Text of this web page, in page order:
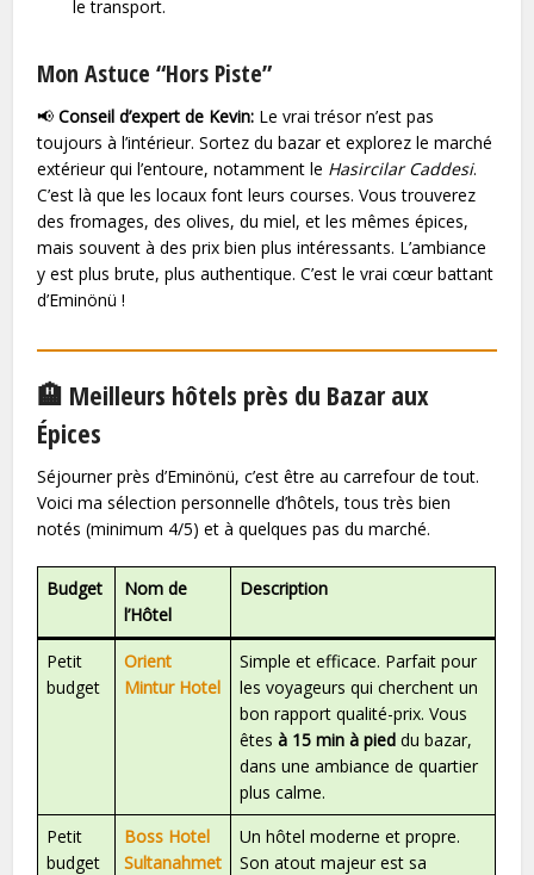
le transport.
Mon Astuce “Hors Piste”
📢Conseil d’expert de Kevin: Le vrai trésor n’est pas
toujours à l’intérieur. Sortez du bazar et explorez le marché
extérieur qui l’entoure, notamment le Hasircilar Caddesi.
C’est là que les locaux font leurs courses. Vous trouverez
des fromages, des olives, du miel, et les mêmes épices,
mais souvent à des prix bien plus intéressants. L’ambiance
y est plus brute, plus authentique. C’est le vrai cœur battant
d’Eminönü !
🏨 Meilleurs hôtels près du Bazar aux
Épices
Séjourner près d’Eminönü, c’est être au carrefour de tout.
Voici ma sélection personnelle d’hôtels, tous très bien
notés (minimum 4/5) et à quelques pas du marché.
Budget
Nom de
l’Hôtel
Description
Petit
budget
Orient
Mintur Hotel
Simple et efficace. Parfait pour
les voyageurs qui cherchent un
bon rapport qualité-prix. Vous
êtesà 15 min à pied du bazar,
dans une ambiance de quartier
plus calme.
Petit
budget
Boss Hotel
Sultanahmet
Un hôtel moderne et propre.
Son atout majeur est sa